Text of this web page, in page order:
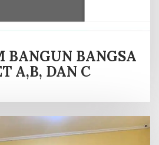
BANGUN BANGSA
A,B, DAN C